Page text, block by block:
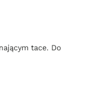
tace. Do